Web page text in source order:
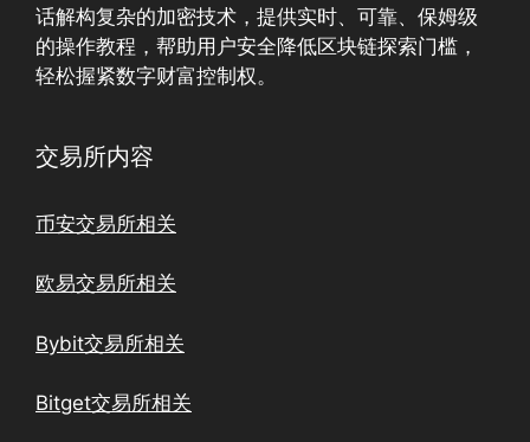
话解构复杂的加密技术，提供实时、可靠、保姆级
的操作教程，帮助用户安全降低区块链探索门槛，
轻松握紧数字财富控制权。
交易所内容
币安交易所相关
欧易交易所相关
Bybit交易所相关
Bitget交易所相关